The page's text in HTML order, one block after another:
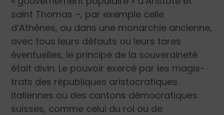
saint Thomas –, par exemple celle
d’Athènes, ou dans une monarchie ancienne,
avec tous leurs défauts ou leurs tares
éventuelles, le principe de la souveraineté
était divin. Le pouvoir exercé par les magis­
trats des républiques aristocratiques
italiennes ou des cantons démocratiques
suisses, comme celui du roi ou de